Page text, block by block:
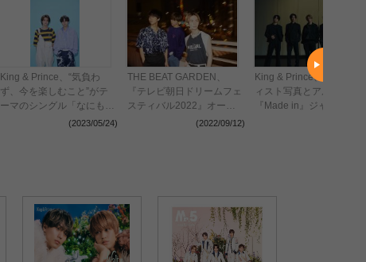
King & Prince、“気負わ
ず、今を楽しむこと”がテ
ーマのシングル「なにも
の」を発売＆ドラマ『だ
(2023/05/24)
THE BEAT GARDEN、
『テレビ朝日ドリームフェ
スティバル2022』オープ
ニングアクト出演決定
(2022/09/12)
King & Prince、最新アーテ
ィスト写真とアルバム
『Made in』ジャケットを